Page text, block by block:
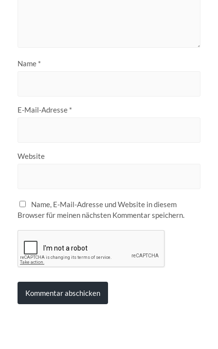
Name *
E-Mail-Adresse *
Website
Name, E-Mail-Adresse und Website in diesem
Browser für meinen nächsten Kommentar speichern.